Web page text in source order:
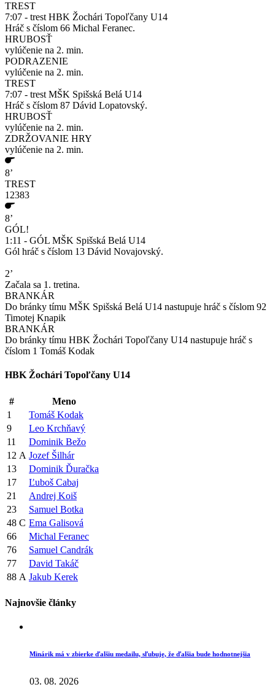
TREST
7:07 - trest HBK Žochári Topoľčany U14
Hráč s číslom 66 Michal Feranec.
HRUBOSŤ
vylúčenie na 2. min.
PODRAZENIE
vylúčenie na 2. min.
TREST
7:07 - trest MŠK Spišská Belá U14
Hráč s číslom 87 Dávid Lopatovský.
HRUBOSŤ
vylúčenie na 2. min.
ZDRŽOVANIE HRY
vylúčenie na 2. min.
8’
TREST
12383
8’
GÓL!
1:11 - GÓL MŠK Spišská Belá U14
Gól hráč s číslom 13 Dávid Novajovský.
2’
Začala sa 1. tretina.
BRANKÁR
Do bránky tímu MŠK Spišská Belá U14 nastupuje hráč s číslom 92
Timotej Knapik
BRANKÁR
Do bránky tímu HBK Žochári Topoľčany U14 nastupuje hráč s
číslom 1 Tomáš Kodak
HBK Žochári Topoľčany U14
#
Meno
1
Tomáš Kodak
9
Leo Krchňavý
11
Dominik Bežo
12 A Jozef Šilhár
13
Dominik Ďuračka
17
Ľuboš Cabaj
21
Andrej Koiš
23
Samuel Botka
48 C Ema Galisová
66
Michal Feranec
76
Samuel Candrák
77
David Takáč
88 A Jakub Kerek
Najnovšie články
Minárik má v zbierke ďalšiu medailu, sľubuje, že ďalšia bude hodnotnejšia
03. 08. 2026